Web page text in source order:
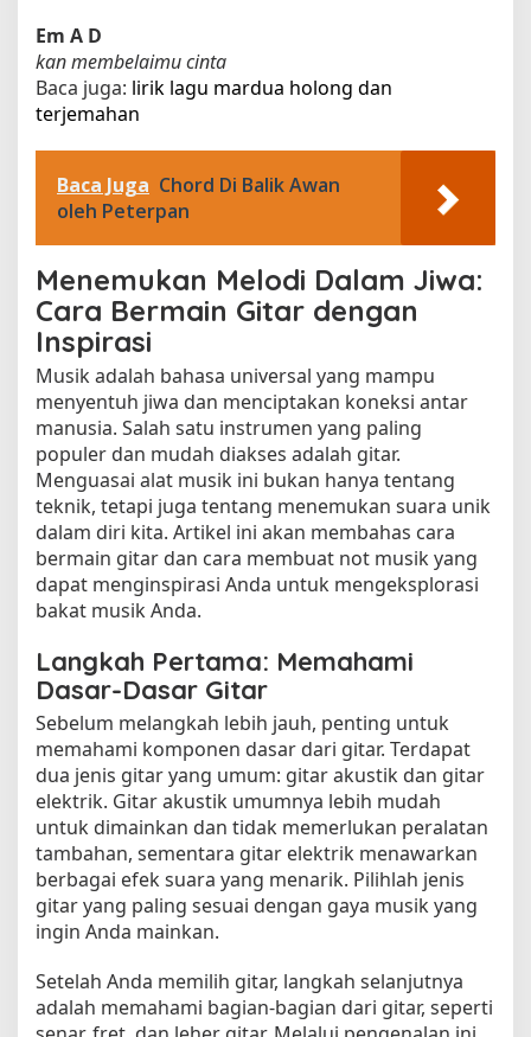
Em A D
kan membelaimu cinta
Baca juga: lirik lagu mardua holong dan
terjemahan​
Baca Juga Chord Di Balik Awan
oleh Peterpan
Menemukan Melodi Dalam Jiwa:
Cara Bermain Gitar dengan
Inspirasi
Musik adalah bahasa universal yang mampu
menyentuh jiwa dan menciptakan koneksi antar
manusia. Salah satu instrumen yang paling
populer dan mudah diakses adalah gitar.
Menguasai alat musik ini bukan hanya tentang
teknik, tetapi juga tentang menemukan suara unik
dalam diri kita. Artikel ini akan membahas cara
bermain gitar dan cara membuat not musik yang
dapat menginspirasi Anda untuk mengeksplorasi
bakat musik Anda.
Langkah Pertama: Memahami
Dasar-Dasar Gitar
Sebelum melangkah lebih jauh, penting untuk
memahami komponen dasar dari gitar. Terdapat
dua jenis gitar yang umum: gitar akustik dan gitar
elektrik. Gitar akustik umumnya lebih mudah
untuk dimainkan dan tidak memerlukan peralatan
tambahan, sementara gitar elektrik menawarkan
berbagai efek suara yang menarik. Pilihlah jenis
gitar yang paling sesuai dengan gaya musik yang
ingin Anda mainkan.
Setelah Anda memilih gitar, langkah selanjutnya
adalah memahami bagian-bagian dari gitar, seperti